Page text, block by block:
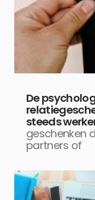
De
steeds
geschenken
partners of